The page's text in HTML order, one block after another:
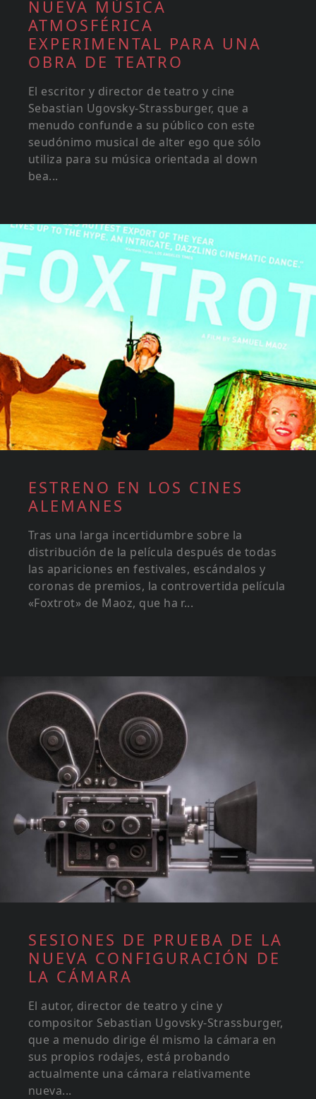
NUEVA MÚSICA
ATMOSFÉRICA
EXPERIMENTAL PARA UNA
OBRA DE TEATRO
El escritor y director de teatro y cine
Sebastian Ugovsky-Strassburger, que a
menudo confunde a su público con este
seudónimo musical de alter ego que sólo
utiliza para su música orientada al down
bea...
ESTRENO EN LOS CINES
ALEMANES
Tras una larga incertidumbre sobre la
distribución de la película después de todas
las apariciones en festivales, escándalos y
coronas de premios, la controvertida película
«Foxtrot» de Maoz, que ha r...
SESIONES DE PRUEBA DE LA
NUEVA CONFIGURACIÓN DE
LA CÁMARA
El autor, director de teatro y cine y
compositor Sebastian Ugovsky-Strassburger,
que a menudo dirige él mismo la cámara en
sus propios rodajes, está probando
actualmente una cámara relativamente
nueva...